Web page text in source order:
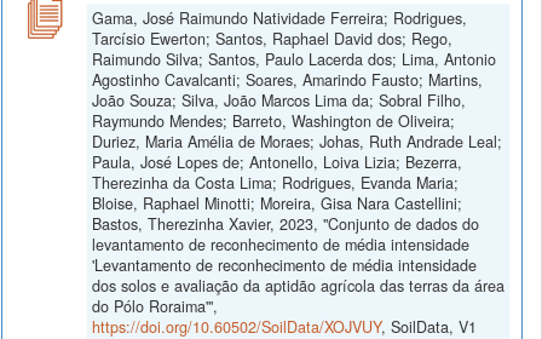
Gama, José Raimundo Natividade Ferreira; Rodrigues,
Tarcísio Ewerton; Santos, Raphael David dos; Rego,
Raimundo Silva; Santos, Paulo Lacerda dos; Lima, Antonio
Agostinho Cavalcanti; Soares, Amarindo Fausto; Martins,
João Souza; Silva, João Marcos Lima da; Sobral Filho,
Raymundo Mendes; Barreto, Washington de Oliveira;
Duriez, Maria Amélia de Moraes; Johas, Ruth Andrade Leal;
Paula, José Lopes de; Antonello, Loiva Lizia; Bezerra,
Therezinha da Costa Lima; Rodrigues, Evanda Maria;
Bloise, Raphael Minotti; Moreira, Gisa Nara Castellini;
Bastos, Therezinha Xavier, 2023, "Conjunto de dados do
levantamento de reconhecimento de média intensidade
'Levantamento de reconhecimento de média intensidade
dos solos e avaliação da aptidão agrícola das terras da área
do Pólo Roraima'",
https://doi.org/10.60502/SoilData/XOJVUY, SoilData, V1